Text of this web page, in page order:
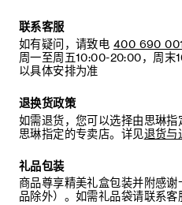
联系客服
如有疑问，请致电 400 690
周一至周五10:00-20:00，周末
以具体安排为准
退换货政策
如需退货，您可以选择由思琳
思琳指定的专卖店。详见退货与
礼品包装
商品尊享精美礼盒包装并附感
品除外）。如需礼品袋请联系客